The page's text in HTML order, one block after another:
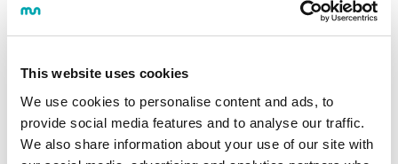
This website uses cookies
We use cookies to personalise content and ads, to
provide social media features and to analyse our traffic.
We also share information about your use of our site with
MGEP estarás cualificado para las siguientes
ocupaciones y puestos de trabajo:
A corto plazo: